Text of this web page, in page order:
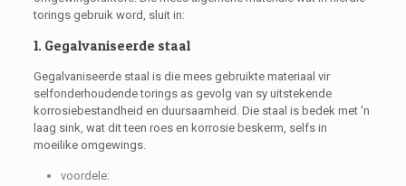
torings gebruik word, sluit in:
1. Gegalvaniseerde staal
Gegalvaniseerde staal is die mees gebruikte materiaal vir
selfonderhoudende torings as gevolg van sy uitstekende
korrosiebestandheid en duursaamheid. Die staal is bedek met 'n
laag sink, wat dit teen roes en korrosie beskerm, selfs in
moeilike omgewings.
voordele: